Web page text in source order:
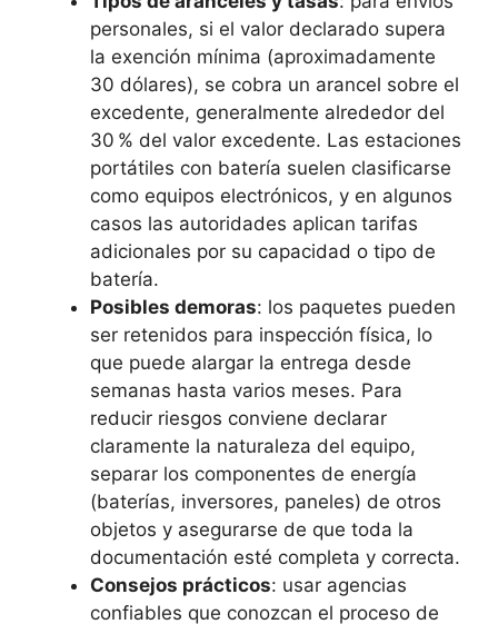
personales, si el valor declarado supera
la exención mínima (aproximadamente
30 dólares), se cobra un arancel sobre el
excedente, generalmente alrededor del
30 % del valor excedente. Las estaciones
portátiles con batería suelen clasificarse
como equipos electrónicos, y en algunos
casos las autoridades aplican tarifas
adicionales por su capacidad o tipo de
batería.
Posibles demoras: los paquetes pueden
ser retenidos para inspección física, lo
que puede alargar la entrega desde
semanas hasta varios meses. Para
reducir riesgos conviene declarar
claramente la naturaleza del equipo,
separar los componentes de energía
(baterías, inversores, paneles) de otros
objetos y asegurarse de que toda la
documentación esté completa y correcta.
Consejos prácticos: usar agencias
confiables que conozcan el proceso de